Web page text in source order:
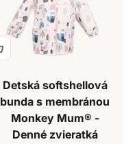
Detská softshellová
bunda s membránou
Monkey Mum® -
Denné zvieratká